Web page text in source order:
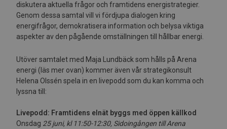
diskutera aktuella frågor och framtidens energistrategier.
Genom dessa samtal vill vi fördjupa dialogen kring
energifrågor, demokratisera information och belysa viktiga
aspekter av den pågående omställningen till hållbar energi.
Utöver samtalet med Maja Lundbäck som hålls på Arena
energi (läs mer ovan) kommer även vår strategikonsult
Helena Olssén spela in en livepodd som du kan komma och
lyssna till:
Livepodd: Framtidens elnät byggs med öppen källkod
Onsdag 25 juni, kl 11:50-12:30, Sidoingången tillArena